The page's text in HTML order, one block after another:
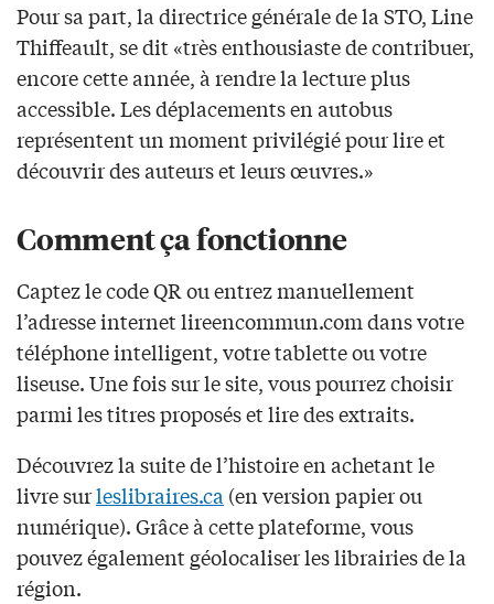
Pour sa part, la directrice générale de la STO, Line
Thiffeault, se dit «très enthousiaste de contribuer,
encore cette année, à rendre la lecture plus
accessible. Les déplacements en autobus
représentent un moment privilégié pour lire et
découvrir des auteurs et leurs œuvres.»
Comment ça fonctionne
Captez le code QR ou entrez manuellement
l’adresse internet lireencommun.com dans votre
téléphone intelligent, votre tablette ou votre
liseuse. Une fois sur le site, vous pourrez choisir
parmi les titres proposés et lire des extraits.
Découvrez la suite de l’histoire en achetant le
livre surleslibraires.ca(en version papier ou
numérique). Grâce à cette plateforme, vous
pouvez également géolocaliser les librairies de la
région.